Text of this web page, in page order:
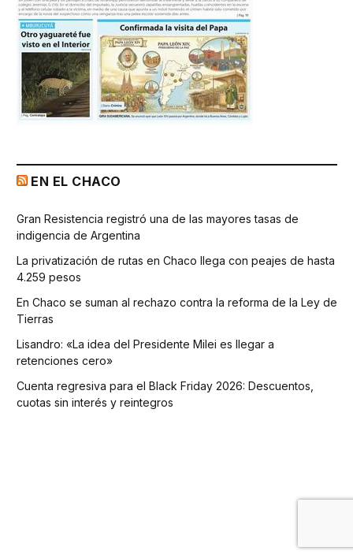
EN EL CHACO
Gran Resistencia registró una de las mayores tasas de
indigencia de Argentina
La privatización de rutas en Chaco llega con peajes de hasta
4.259 pesos
En Chaco se suman al rechazo contra la reforma de la Ley de
Tierras
Lisandro: «La idea del Presidente Milei es llegar a
retenciones cero»
Cuenta regresiva para el Black Friday 2026: Descuentos,
cuotas sin interés y reintegros